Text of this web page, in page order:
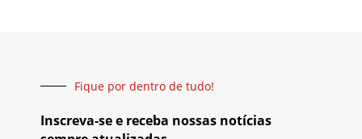
Fique por dentro de tudo!
Inscreva-se e receba nossas notícias